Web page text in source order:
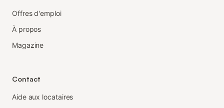
Offres d'emploi
À propos
Magazine
Contact
Aide aux locataires